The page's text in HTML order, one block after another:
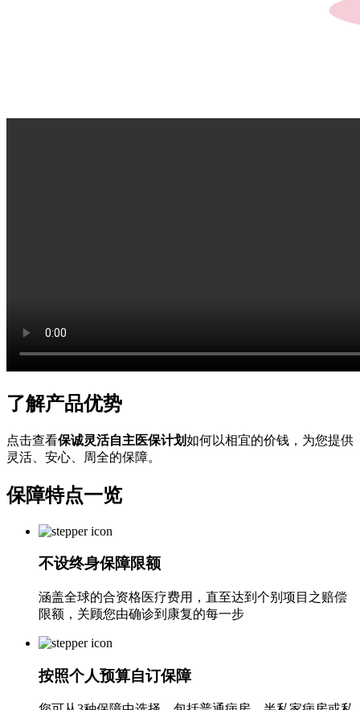
了解产品优势
点击查看保诚灵活自主医保计划如何以相宜的价钱，为您提供
灵活、安心、周全的保障。
保障特点一览
不设终身保障限额
涵盖全球的合资格医疗费用，直至达到个别项目之赔偿
限额，关顾您由确诊到康复的每一步
按照个人预算自订保障